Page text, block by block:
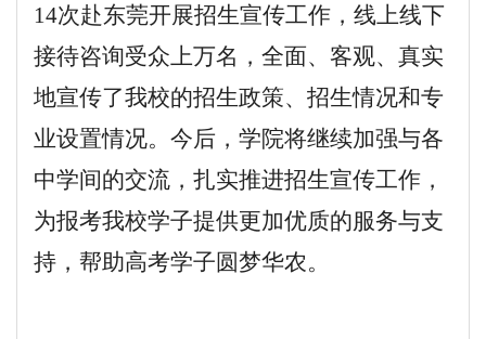
14次赴东莞开展招生宣传工作，线上线下
接待咨询受众上万名 ，全面、客观、真实
地宣传了我校的招生政策、招生情况和专
业设置情况。今后，学院将继续加强与各
中学间的交流，扎实推进招生宣传工作，
为报考我校学子提供更加优质的服务与支
持，帮助高考学子圆梦华农。